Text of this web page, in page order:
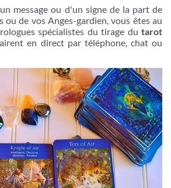
Je m'inscris
message ou d'un signe de la part de
ou de vos Anges-gardien, vous êtes au
spécialistes du tirage du tarot
en direct par téléphone, chat ou